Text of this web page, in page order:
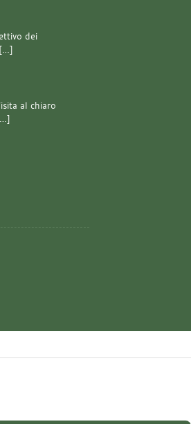
dei
al chiaro